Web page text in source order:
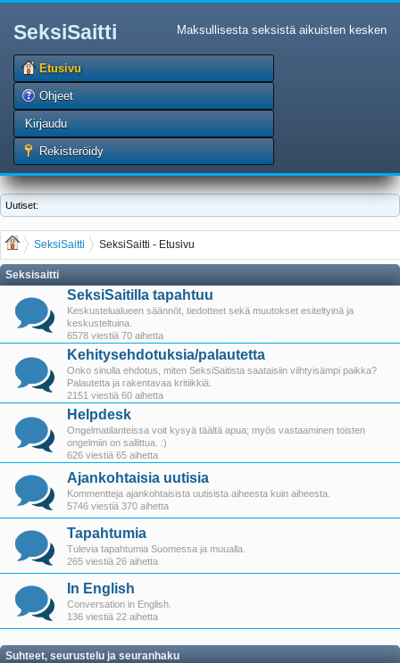
SeksiSaitti Maksullisesta seksistä aikuisten kesken
Etusivu
Ohjeet
Kirjaudu
Rekisteröidy
Uutiset:
SeksiSaitti SeksiSaitti - Etusivu
Seksisaitti
SeksiSaitilla tapahtuu
Keskustelualueen säännöt, tiedotteet sekä muutokset esiteltyinä ja
keskusteltuina.
6578 viestiä 70 aihetta
Kehitysehdotuksia/palautetta
Onko sinulla ehdotus, miten SeksiSaitista saataisiin viihtyisämpi paikka?
Palautetta ja rakentavaa kritiikkiä.
2151 viestiä 60 aihetta
Helpdesk
Ongelmatilanteissa voit kysyä täältä apua; myös vastaaminen toisten
ongelmiin on sallittua. :)
626 viestiä 65 aihetta
Ajankohtaisia uutisia
Kommentteja ajankohtaisista uutisista aiheesta kuin aiheesta.
5746 viestiä 370 aihetta
Tapahtumia
Tulevia tapahtumia Suomessa ja muualla.
265 viestiä 26 aihetta
In English
Conversation in English.
136 viestiä 22 aihetta
Suhteet, seurustelu ja seuranhaku